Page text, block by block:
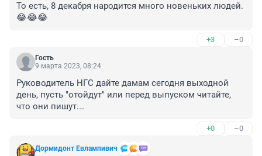
То есть, 8 декабря народится много новеньких людей.
😂😂😂
+3 –0
Гость
9 марта 2023, 08:24
Руководитель НГС дайте дамам сегодня выходной
день, пусть "отойдут" или перед выпуском читайте,
что они пишут.
"...восстановили электричество после массового
аварийного отключения..."
+0 –0
Дормидонт Евлампивич